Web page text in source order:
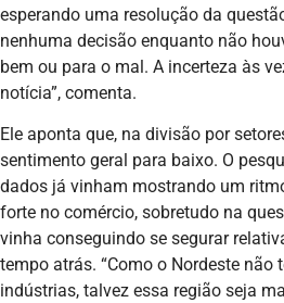
esperando uma resolução da
nenhuma decisão enquanto não
bem ou para o mal. A incerteza às
notícia”, comenta.
Ele aponta que, na divisão por
sentimento geral para baixo. O
dados já vinham mostrando um
forte no comércio, sobretudo na
vinha conseguindo se segurar
tempo atrás. “Como o Nordeste não
indústrias, talvez essa região seja